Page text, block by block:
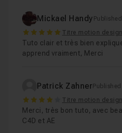
Mickael Handy
5 Titre motion
Tuto clair et très bien
apprend vraiment, Merci
Patrick Zahner
4 Titre motion
Merci, très bon tuto, avec
C4D et AE